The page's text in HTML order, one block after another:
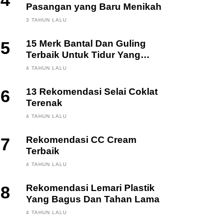
Pasangan yang Baru Menikah
3 TAHUN LALU
5
15 Merk Bantal Dan Guling
Terbaik Untuk Tidur Yang
Berkualitas
4 TAHUN LALU
6
13 Rekomendasi Selai Coklat
Terenak
4 TAHUN LALU
7
Rekomendasi CC Cream
Terbaik
4 TAHUN LALU
8
Rekomendasi Lemari Plastik
Yang Bagus Dan Tahan Lama
4 TAHUN LALU